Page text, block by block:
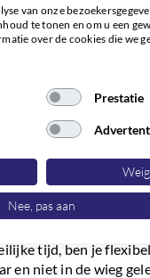
Boxmeer
tijd, ben je flexibel
en niet in de wieg
van onze
te tonen en om u een
over de cookies die we
Prestatie
Nee, pas aan